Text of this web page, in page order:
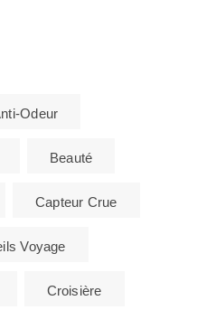
Odeur
Beauté
Capteur Crue
Voyage
Croisière